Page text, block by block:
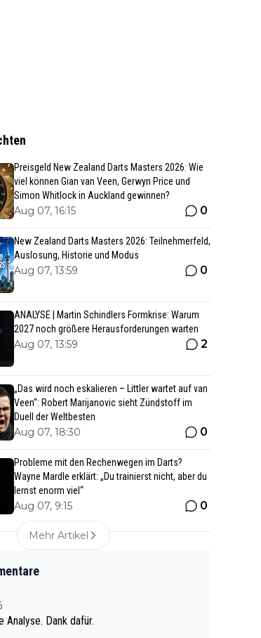
Preisgeld New Zealand Darts Masters 2026: Wie
viel können Gian van Veen, Gerwyn Price und
Simon Whitlock in Auckland gewinnen?
Aug 07, 16:15 0
New Zealand Darts Masters 2026: Teilnehmerfeld,
Auslosung, Historie und Modus
Aug 07, 13:59 0
ANALYSE | Martin Schindlers Formkrise: Warum
2027 noch größere Herausforderungen warten
Aug 07, 13:59 2
„Das wird noch eskalieren – Littler wartet auf van
Veen“: Robert Marijanovic sieht Zündstoff im
Duell der Weltbesten
Aug 07, 18:30 0
Probleme mit den Rechenwegen im Darts?
Wayne Mardle erklärt: „Du trainierst nicht, aber du
lernst enorm viel“
Aug 07, 9:15 0
Mehr Artikel
Analyse. Dank dafür.